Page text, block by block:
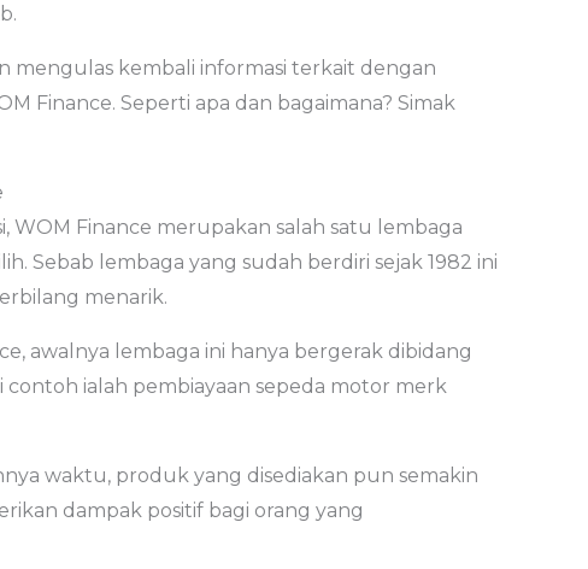
mengulas kembali informasi terkait dengan
Finance. Seperti apa dan bagaimana? Simak
Finance merupakan salah satu lembaga
Sebab lembaga yang sudah berdiri sejak 1982 ini
menarik.
awalnya lembaga ini hanya bergerak dibidang
contoh ialah pembiayaan sepeda motor merk
waktu, produk yang disediakan pun semakin
dampak positif bagi orang yang